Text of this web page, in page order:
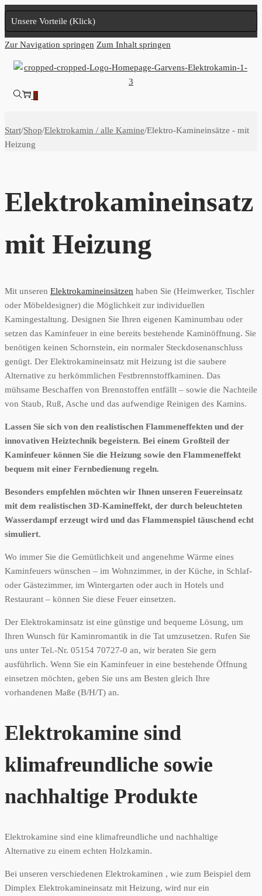
Unsere Vorteile (Klick)
Zur Navigation springen Zum Inhalt springen
0
Start/Shop/Elektrokamin / alle Kamine/Elektro-Kamineinsätze - mit
Heizung
Elektrokamineinsatz
mit Heizung
Mit unseren Elektrokamineinsätzen haben Sie (Heimwerker, Tischler
oder Möbeldesigner) die Möglichkeit zur individuellen
Kamingestaltung. Designen Sie Ihren eigenen Kaminumbau oder
setzen das Kaminfeuer in eine bereits bestehende Kaminöffnung. Sie
benötigen keinen Schornstein, ein normaler Steckdosenanschluss
genügt. Der Elektrokamineinsatz mit Heizung ist die saubere
Alternative zu herkömmlichen Festbrennstoffkaminen. Das
mühsame Beschaffen von Brennstoffen entfällt – sowie die Nachteile
von Staub, Ruß, Asche und das aufwendige Reinigen des Kamins.
Lassen Sie sich von den realistischen Flammeneffekten und der
innovativen Heiztechnik begeistern. Bei einem Großteil der
Kaminfeuer können Sie die Heizung sowie den Flammeneffekt
bequem mit einer Fernbedienung regeln.
Besonders empfehlen möchten wir Ihnen unseren Feuereinsatz
mit dem realistischen 3D-Kamineffekt, der durch beleuchteten
Wasserdampf erzeugt wird und das Flammenspiel täuschend echt
simuliert.
Wo immer Sie die Gemütlichkeit und angenehme Wärme eines
Kaminfeuers wünschen – im Wohnzimmer, in der Küche, in Schlaf-
oder Gästezimmer, im Wintergarten oder auch in Hotels und
Restaurant – können Sie diese Feuer einsetzen.
Der Elektrokaminsatz ist eine günstige und bequeme Lösung, um
Ihren Wunsch für Kaminromantik in die Tat umzusetzen. Rufen Sie
uns unter Tel.-Nr. 05154 70727-0 an, wir beraten Sie gern
ausführlich. Wenn Sie ein Kaminfeuer in eine bestehende Öffnung
einsetzen möchten, geben Sie uns am Besten gleich Ihre
vorhandenen Maße (B/H/T) an.
Elektrokamine sind
klimafreundliche sowie
nachhaltige Produkte
Elektrokamine sind eine klimafreundliche und nachhaltige
Alternative zu einem echten Holzkamin.
Bei unseren verschiedenen Elektrokaminen , wie zum Beispiel dem
Dimplex Elektrokamineinsatz mit Heizung, wird nur ein